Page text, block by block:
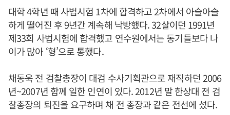
대학 4학년 때 사법시험 1차에 합격하고 2차에서 아슬아슬
하게 떨어진 후 9년간 계속해 낙방했다. 32살이던 1991년
제33회 사법시험에 합격했고 연수원에서는 동기들보다 나
이가 많아 ‘형’으로 통했다.
채동욱 전 검찰총장이 대검 수사기획관으로 재직하던 2006
년~2007년 함께 일한 인연이 있다. 2012년 말 한상대 전 검
찰총장의 퇴진을 요구하며 채 전 총장과 같은 전선에 섰다.